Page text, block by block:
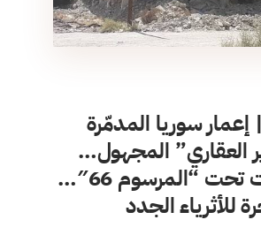
سوريا المدمّرة
العقاري” المجهول…
أصحاب ملكيات تحت “المرسوم 66″…
الجدد